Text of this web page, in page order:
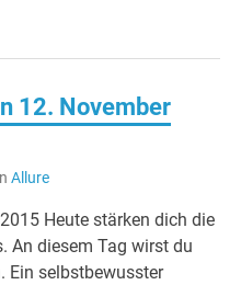
12. November
Allure
Heute stärken dich die
An diesem Tag wirst du
Ein selbstbewusster